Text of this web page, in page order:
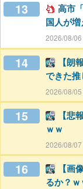
13
高市
国人が
2026/08/
14
【朗
できた
2026/08/
15
【悲
ｗｗ
2026/08/
16
【画
るか？ｗ